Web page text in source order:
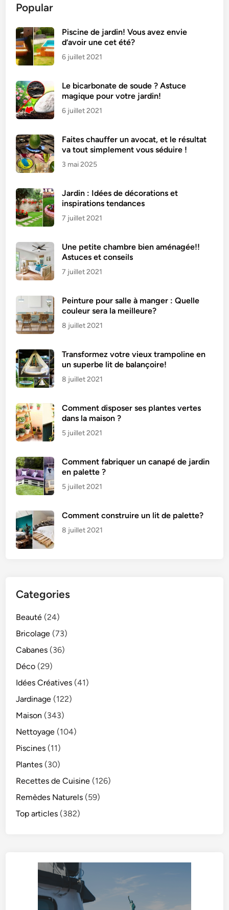
a
l
e
:
R
e
c
e
t
e
s
e
a
s
t
u
c
e
s
p
u
r
l
f
a
i
r
b
r
i
l
e
r
Popular
Piscine de jardin! Vous avez envie
d’avoir une cet été?
6 juillet 2021
Le bicarbonate de soude ? Astuce
magique pour votre jardin!
6 juillet 2021
Faites chauffer un avocat, et le résultat
va tout simplement vous séduire !
3 mai 2025
Jardin : Idées de décorations et
inspirations tendances
7 juillet 2021
Une petite chambre bien aménagée!!
Astuces et conseils
7 juillet 2021
Peinture pour salle à manger : Quelle
couleur sera la meilleure?
8 juillet 2021
Transformez votre vieux trampoline en
un superbe lit de balançoire!
8 juillet 2021
Comment disposer ses plantes vertes
dans la maison ?
5 juillet 2021
Comment fabriquer un canapé de jardin
en palette ?
5 juillet 2021
Comment construire un lit de palette?
8 juillet 2021
Categories
Beauté (24)
Bricolage (73)
Cabanes (36)
Déco (29)
Idées Créatives (41)
Jardinage (122)
Maison (343)
Nettoyage (104)
Piscines (11)
Plantes (30)
Recettes de Cuisine (126)
Remèdes Naturels (59)
Top articles (382)